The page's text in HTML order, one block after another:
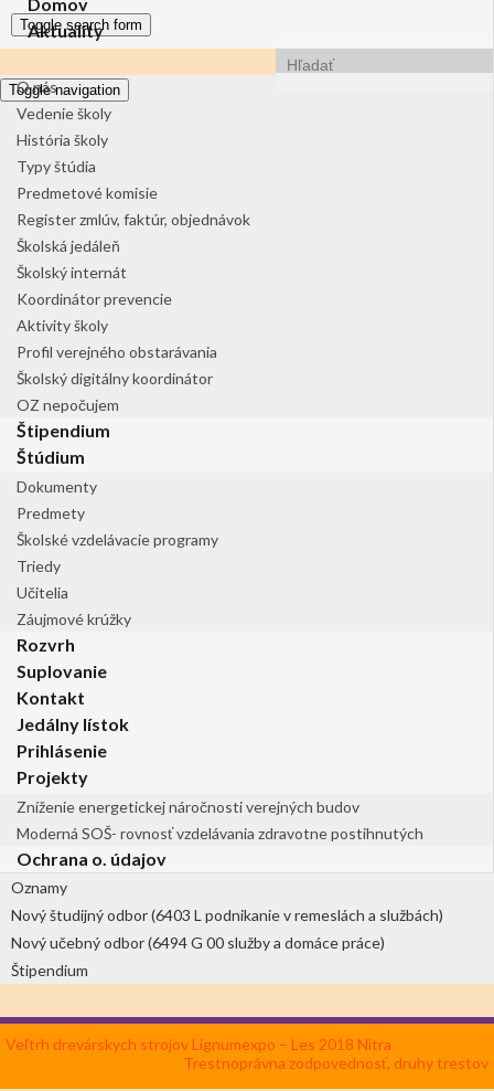
Toggle search form
Search for:
Toggle navigation
Aktuality
O nás
Vedenie školy
História školy
Typy štúdia
Predmetové komisie
Register zmlúv, faktúr, objednávok
Školská jedáleň
Školský internát
Koordinátor prevencie
Aktivity školy
Profil verejného obstarávania
Školský digitálny koordinátor
OZ nepočujem
Štipendium
Štúdium
Dokumenty
Predmety
Školské vzdelávacie programy
Triedy
Učitelia
Záujmové krúžky
Rozvrh
Suplovanie
Kontakt
Jedálny lístok
Prihlásenie
Projekty
Zníženie energetickej náročnosti verejných budov
Moderná SOŠ- rovnosť vzdelávania zdravotne postihnutých
Ochrana o. údajov
Oznamy
Nový študijný odbor (6403 L podnikanie v remeslách a službách)
Nový učebný odbor (6494 G 00 služby a domáce práce)
Štipendium
Veľtrh drevárskych strojov Lignumexpo – Les 2018 Nitra
Trestnoprávna zodpovednosť, druhy trestov